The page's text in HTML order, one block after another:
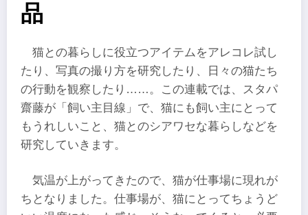
品
猫との暮らしに役立つアイテムをアレコレ試し
たり、写真の撮り方を研究したり、日々の猫たち
の行動を観察したり……。この連載では、スタパ
齋藤が「飼い主目線」で、猫にも飼い主にとって
もうれしいこと、猫とのシアワセな暮らしなどを
研究していきます。
気温が上がってきたので、猫が仕事場に現れが
ちとなりました。仕事場が、猫にとってちょうど